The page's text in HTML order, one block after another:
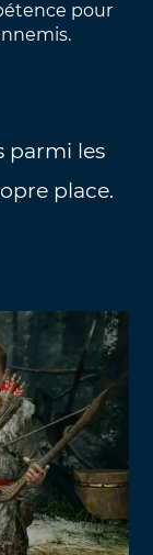
pour
parmi les
place.